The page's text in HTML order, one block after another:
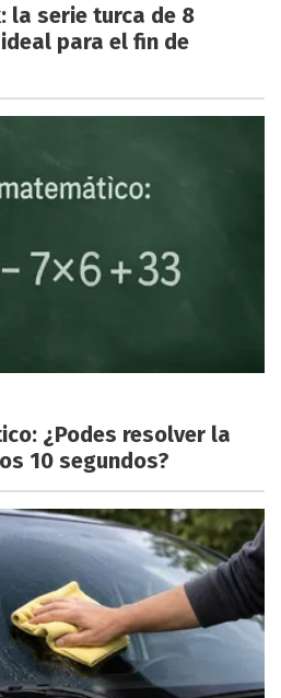
la serie turca de 8
para el fin de
¿Podes resolver la
10 segundos?